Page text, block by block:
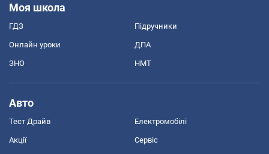
Моя школа
ГДЗ Підручники
Онлайн уроки ДПА
ЗНО НМТ
Авто
Тест Драйв Електромобілі
Акції Сервіс